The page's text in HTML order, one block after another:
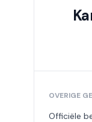
OVERIGE
Officiële